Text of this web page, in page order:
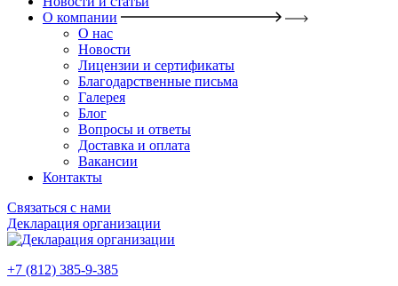
О компании
О нас
Новости
Лицензии и сертификаты
Благодарственные письма
Галерея
Блог
Вопросы и ответы
Доставка и оплата
Вакансии
Контакты
Связаться с нами
Декларация организации
+7 (812) 385-9-385